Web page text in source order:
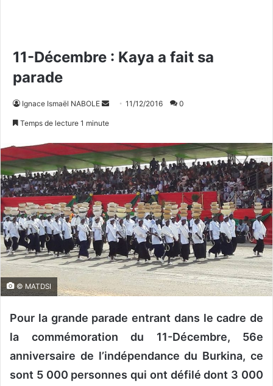
11-Décembre : Kaya a fait sa
parade
Ignace Ismaël NABOLE
y
e
r
u
n
c
o
u
r
r
e
l
11/12/2016 0
Temps de lecture 1 minute
© MATDSI
Pour la grande parade entrant dans le cadre de
la commémoration du 11-Décembre, 56e
anniversaire de l’indépendance du Burkina, ce
sont 5 000 personnes qui ont défilé dont 3 000